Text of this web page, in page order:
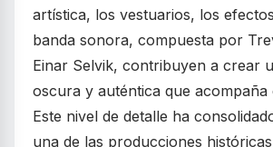
artística, los vestuarios, los
banda sonora, compuesta por
Einar Selvik, contribuyen a crear
oscura y auténtica que acompaña
Este nivel de detalle ha
una de las producciones